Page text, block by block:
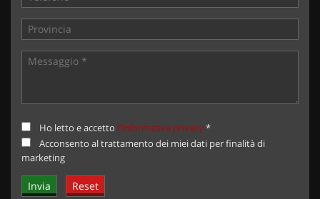
Ho letto e accetto l'informativa privacy*
Acconsento al trattamento dei miei dati per finalità di
marketing